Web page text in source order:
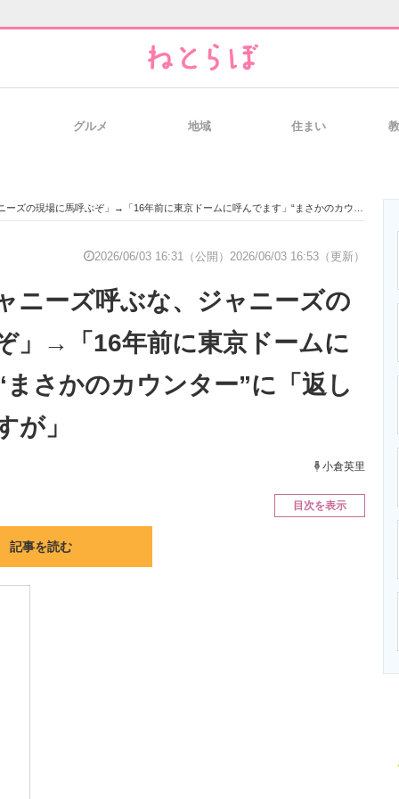
経営リーダーの
品の総合サイト IT製品の技術・比較・事例 製造業のIT導入
クス専門サイト エネルギーの
グルメ 地域 住まい
に馬呼ぶぞ」→「16年前に東京ドームに呼んでます」“まさかのカウンター”に「返し強すぎ」「さすが」
2026/06/03 16:31（公開） 2026/06/03 16:53（更新）
ニーズ呼ぶな、ジャニーズの
」→「16年前に東京ドームに
さかのカウンター”に「返し
が」
小倉英里
目次を表示
記事を読む